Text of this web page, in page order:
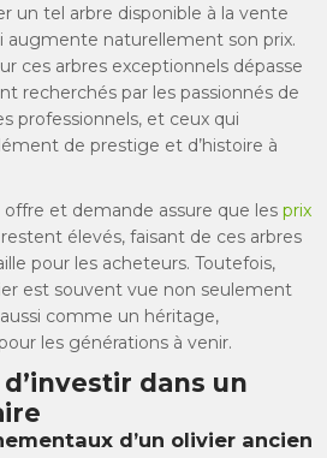
un tel arbre disponible à la vente
augmente naturellement son prix.
ces arbres exceptionnels dépasse
recherchés par les passionnés de
professionnels, et ceux qui
de prestige et d’histoire à
et demande assure que lesprix
restent élevés, faisant de ces arbres
pour les acheteurs. Toutefois,
est souvent vue non seulement
comme un héritage,
les générations à venir.
dans un
d’un olivier ancien